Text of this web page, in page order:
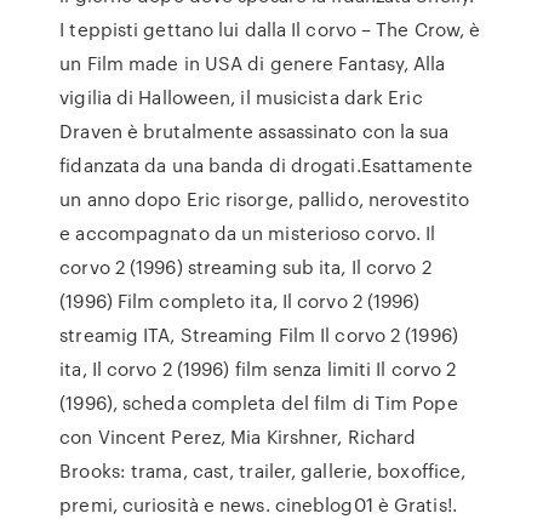
I teppisti gettano lui dalla Il corvo – The Crow, è
un Film made in USA di genere Fantasy, Alla
vigilia di Halloween, il musicista dark Eric
Draven è brutalmente assassinato con la sua
fidanzata da una banda di drogati.Esattamente
un anno dopo Eric risorge, pallido, nerovestito
e accompagnato da un misterioso corvo. Il
corvo 2 (1996) streaming sub ita, Il corvo 2
(1996) Film completo ita, Il corvo 2 (1996)
streamig ITA, Streaming Film Il corvo 2 (1996)
ita, Il corvo 2 (1996) film senza limiti Il corvo 2
(1996), scheda completa del film di Tim Pope
con Vincent Perez, Mia Kirshner, Richard
Brooks: trama, cast, trailer, gallerie, boxoffice,
premi, curiosità e news. cineblog01 è Gratis!.